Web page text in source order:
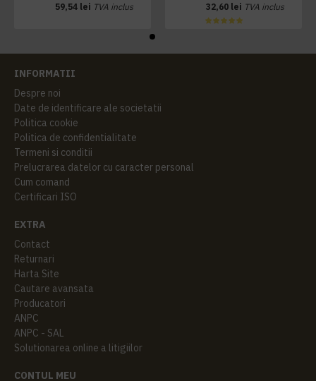
59,54 lei TVA inclus
32,60 lei TVA inclus
INFORMATII
Despre noi
Date de identificare ale societatii
Politica cookie
Politica de confidentialitate
Termeni si conditii
Prelucrarea datelor cu caracter personal
Cum comand
Certificari ISO
EXTRA
Contact
Returnari
Harta Site
Cautare avansata
Producatori
ANPC
ANPC - SAL
Solutionarea online a litigiilor
CONTUL MEU